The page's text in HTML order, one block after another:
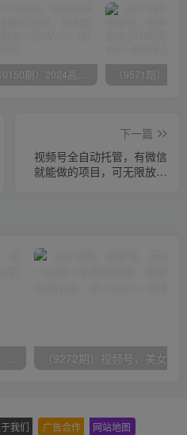
（10150期）2024高考项目野路子玩法，无限裂变，最高一天1W＋！
下一篇
视频号全自动托管，有微信
就能做的项目，可无限放大
亚马逊大卖家新品高效推广，分享如何高效推广，打造百万美金爆款单品
我们 广告合作 网站地图